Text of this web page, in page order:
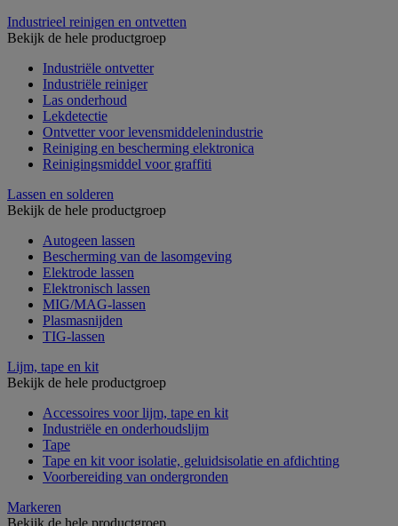
Industrieel reinigen en ontvetten
Bekijk de hele productgroep
Industriële ontvetter
Industriële reiniger
Las onderhoud
Lekdetectie
Ontvetter voor levensmiddelenindustrie
Reiniging en bescherming elektronica
Reinigingsmiddel voor graffiti
Lassen en solderen
Bekijk de hele productgroep
Autogeen lassen
Bescherming van de lasomgeving
Elektrode lassen
Elektronisch lassen
MIG/MAG-lassen
Plasmasnijden
TIG-lassen
Lijm, tape en kit
Bekijk de hele productgroep
Accessoires voor lijm, tape en kit
Industriële en onderhoudslijm
Tape
Tape en kit voor isolatie, geluidsisolatie en afdichting
Voorbereiding van ondergronden
Markeren
Bekijk de hele productgroep